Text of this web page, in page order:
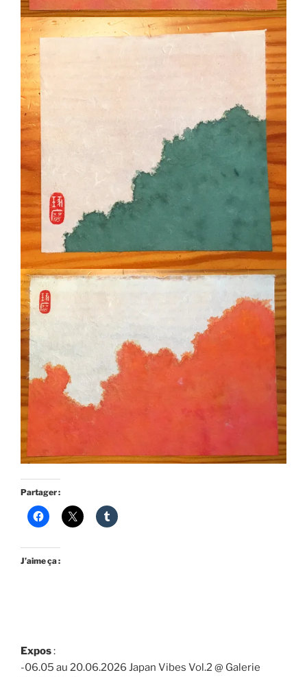
Partager :
J’aime ça :
Expos:
-06.05 au 20.06.2026 Japan Vibes Vol.2 @ Galerie